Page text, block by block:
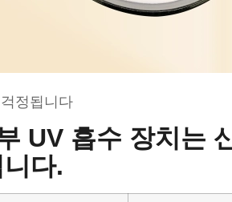
정됩니다
UV 흡수 장치는
다.